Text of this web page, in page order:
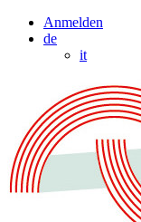
Anmelden
de
it